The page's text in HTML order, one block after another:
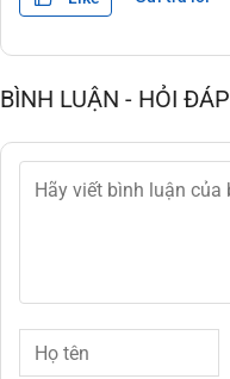
BÌNH LUẬN - HỎI ĐÁP